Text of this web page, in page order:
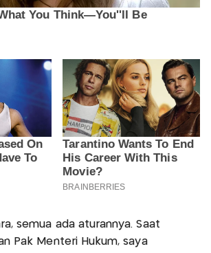
semua ada aturannya. Saat
Pak Menteri Hukum, saya